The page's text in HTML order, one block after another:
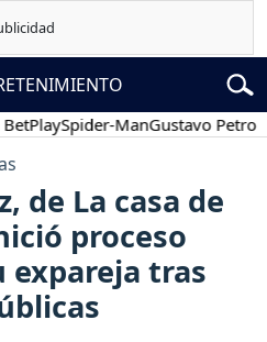
Spider-ManGustavo Petro
de La casa de
proceso
expareja tras